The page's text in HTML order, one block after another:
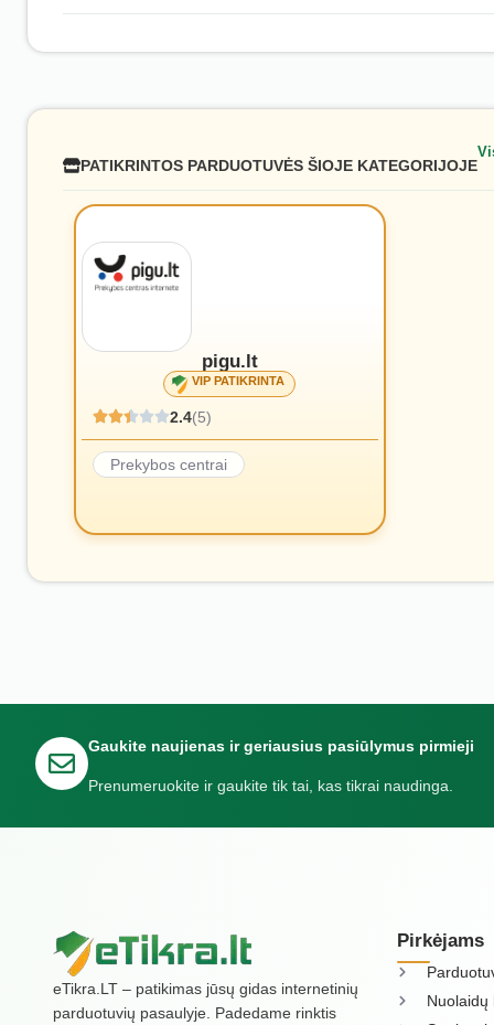
PATIKRINTOS PARDUOTUVĖS ŠIOJE KATEGORIJOJE
pigu.lt
VIP PATIKRINTA
2.4(5)
Prekybos centrai
Gaukite naujienas ir geriausius pasiūlymus pirmieji
Prenumeruokite ir gaukite tik tai, kas tikrai naudinga.
eTikra.LT – patikimas jūsų gidas internetinių
parduotuvių pasaulyje. Padedame rinktis
Pirkėjams
Nuolaidų